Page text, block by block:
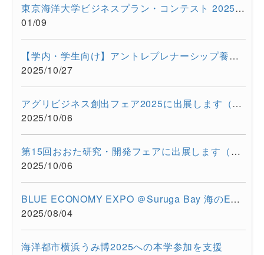
東京海洋大学ビジネスプラン・コンテスト 2025開催報告
01/09
【学内・学生向け】アントレプレナーシップ養成プログラム ビジ...
2025/10/27
アグリビジネス創出フェア2025に出展します（2025/11/26-11/28）
2025/10/06
第15回おおた研究・開発フェアに出展します（2025/10/30-10/31）
2025/10/06
BLUE ECONOMY EXPO ＠Suruga Bay 海のEXPO（2025/7/28-7/29）に超...
2025/08/04
海洋都市横浜うみ博2025への本学参加を支援